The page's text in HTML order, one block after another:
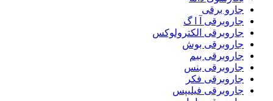
جارو برقی
جاروبرقی آ ا گ
جاروبرقی الکترولوکس
جاروبرقی بوش
جاروبرقی بیم
جاروبرقی بنس
جاروبرقی فکر
جاروبرقی فیلیپس